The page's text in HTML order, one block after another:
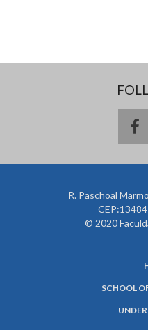
R. Paschoal
© 2020
SCHOOL